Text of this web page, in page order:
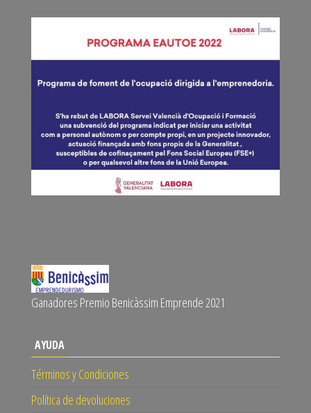
Ganadores Premio Benicàssim Emprende 2021
AYUDA
Términos y Condiciones
Política de devoluciones